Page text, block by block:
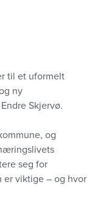
til et uformelt
ny
Skjervø.
og
seg for
er viktige – og hvor